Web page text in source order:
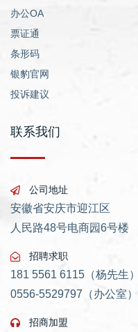
办公OA
票证通
条形码
银豹官网
投诉建议
联系我们
公司地址
安徽省安庆市迎江区
人民路48号电商园6号楼
招聘求职
181 5561 6115（杨先生）
0556-5529797（办公室）
招商加盟